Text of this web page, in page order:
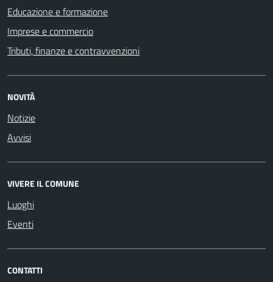
Educazione e formazione
Imprese e commercio
Tributi, finanze e contravvenzioni
NOVITÀ
Notizie
Avvisi
VIVERE IL COMUNE
Luoghi
Eventi
CONTATTI